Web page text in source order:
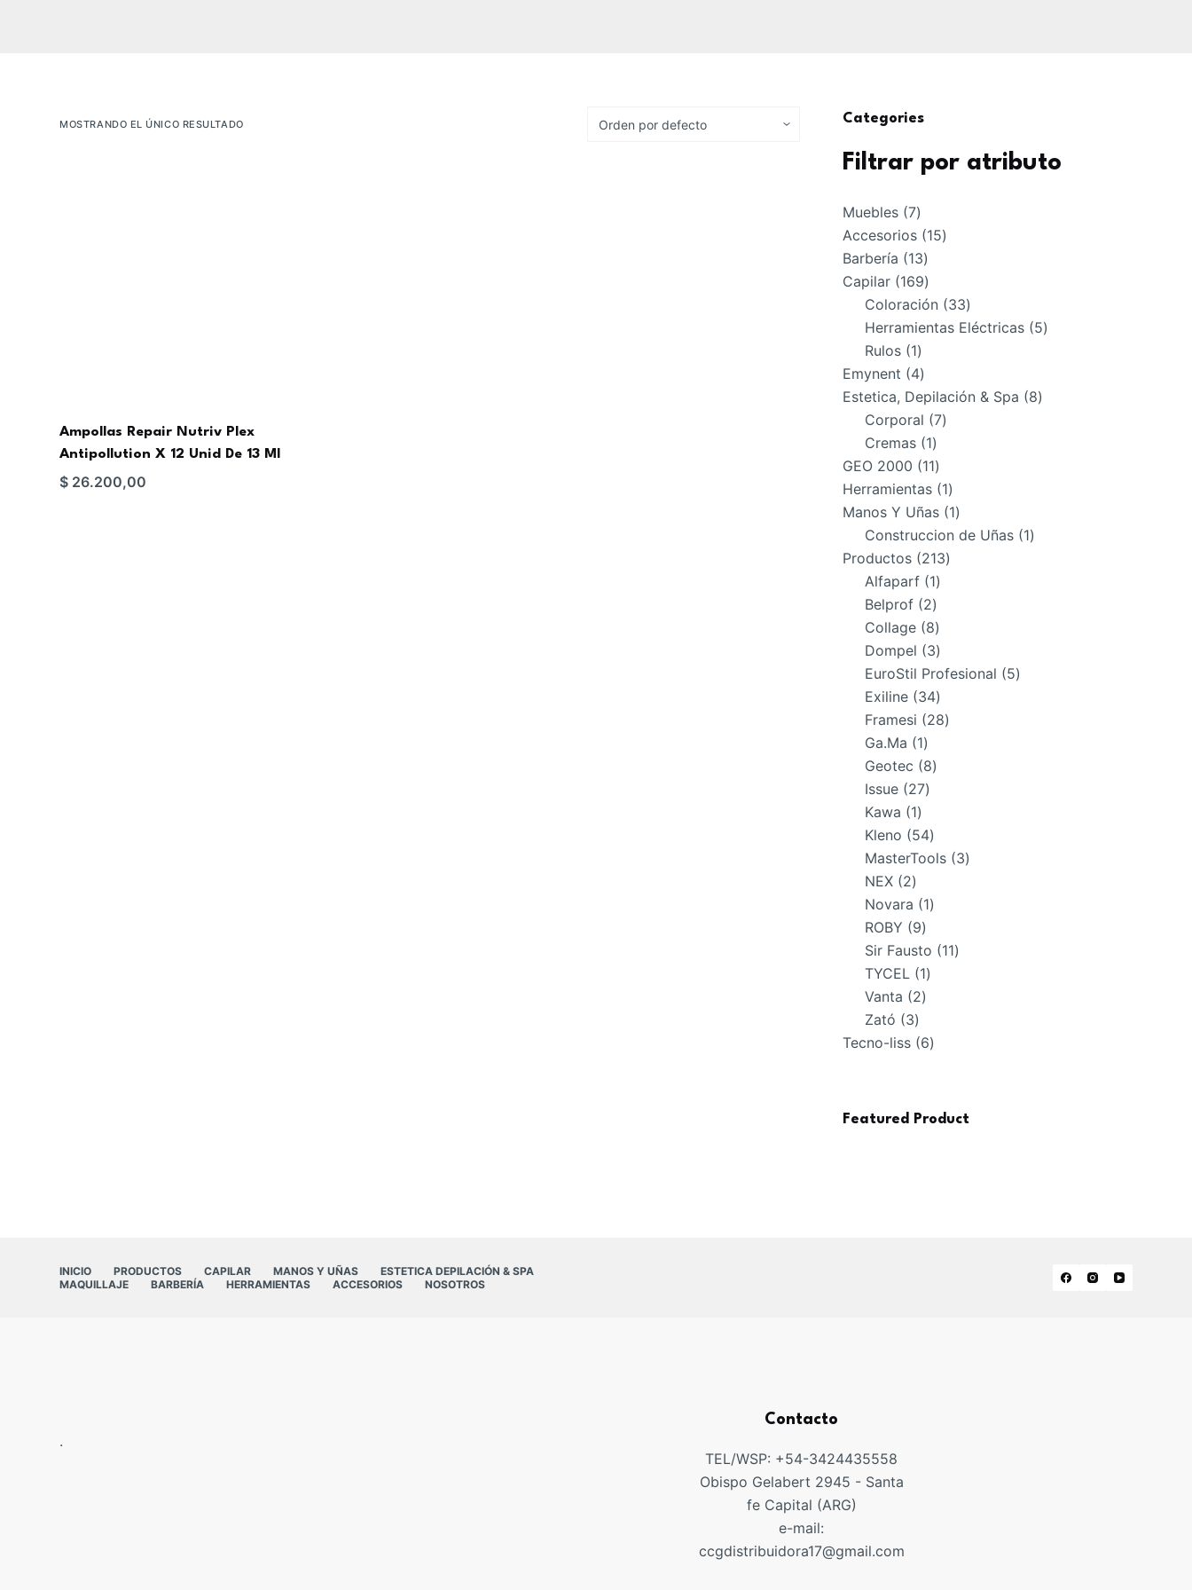
MOSTRANDO EL ÚNICO RESULTADO
Ampollas Repair Nutriv Plex
Antipollution X 12 Unid De 13 Ml
$ 26.200,00
Categories
Filtrar por atributo
Muebles 77
productos
Accesorios 1515
Barbería 1313
productos
Capilar 169169
productos
Coloración 3333
productos
Herramientas Eléctricas 55
Rulos 11
producto
Emynent 44
productos
Estetica, Depilación & Spa 88
Corporal 77
Cremas 11
producto
GEO 2000 1111
productos
Herramientas 11
producto
Manos Y Uñas 11
producto
Construccion de Uñas 11
Productos 213213
Alfaparf 11
producto
Belprof 22
productos
Collage 88
productos
Dompel 33
productos
EuroStil Profesional 55
Exiline 3434
productos
Framesi 2828
Ga.Ma 11
producto
Geotec 88
Issue 2727
Kawa 11
producto
Kleno 5454
productos
MasterTools 33
NEX 22
productos
Novara 11
ROBY 99
productos
Sir Fausto 1111
TYCEL 11
Vanta 22
Zató 33
productos
Tecno-liss 66
Featured Product
INICIO PRODUCTOS CAPILAR MANOS Y UÑAS
ESTETICA DEPILACIÓN & SPA
MAQUILLAJE
BARBERÍA HERRAMIENTAS ACCESORIOS NOSOTROS
.
Contacto
TEL/WSP: +54-3424435558
Obispo Gelabert 2945 - Santa
fe Capital (ARG)
e-mail:
ccgdistribuidora17@gmail.com